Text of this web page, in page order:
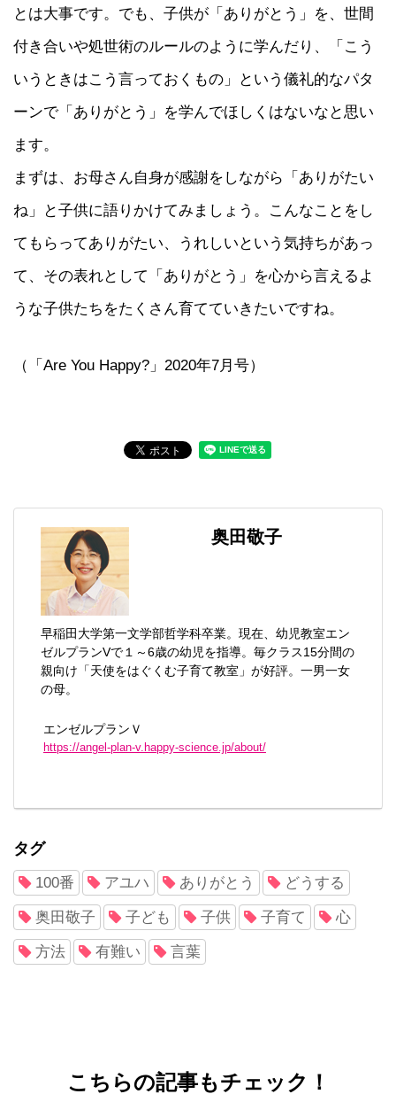
とは大事です。でも、子供が「ありがとう」を、世間
付き合いや処世術のルールのように学んだり、「こう
いうときはこう言っておくもの」という儀礼的なパタ
ーンで「ありがとう」を学んでほしくはないなと思い
ます。
まずは、お母さん自身が感謝をしながら「ありがたい
ね」と子供に語りかけてみましょう。こんなことをし
てもらってありがたい、うれしいという気持ちがあっ
て、その表れとして「ありがとう」を心から言えるよ
うな子供たちをたくさん育てていきたいですね。
（「Are You Happy?」2020年7月号）
奥田敬子
早稲田大学第一文学部哲学科卒業。現在、幼児教室エン
ゼルプランVで１～6歳の幼児を指導。毎クラス15分間の
親向け「天使をはぐくむ子育て教室」が好評。一男一女
の母。
エンゼルプランＶ
https://angel-plan-v.happy-science.jp/about/
タグ
100番 アユハ ありがとう どうする
奥田敬子 子ども 子供 子育て 心
方法 有難い 言葉
こちらの記事もチェック！